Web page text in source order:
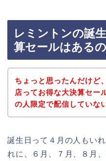
レミントンの誕
算セールはある
ちょっと思ったんだけど
店ってお得な大決算セー
の人限定で配信していな
誕生日って４月の人もい
れに、６月、７月、８月